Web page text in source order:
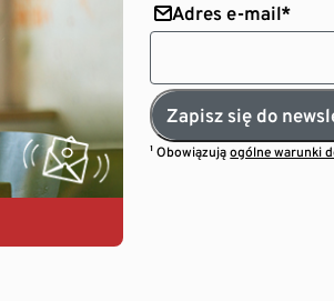
Adres e-mail*
Zapisz się do
¹ Obowiązująogólne warunki